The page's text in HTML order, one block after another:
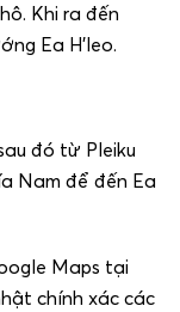
Khi ra đến
Ea H’leo.
đó từ Pleiku
Nam để đến Ea
Maps tại
chính xác các